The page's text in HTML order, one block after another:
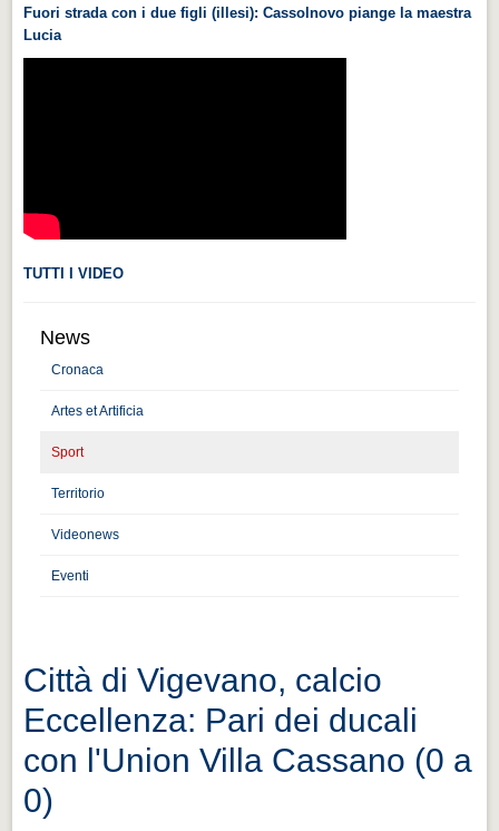
Videonews
Videonews
CHI SIAMO
CITTÀ
Guida turistica rapida
Muoversi a Vigevano
Cultura e turismo 4.0
PROGETTI
Progetti Aperti
Progetti Aperti
Fuori strada con i due figli (illesi): Cassolnovo piange la maestra
Lucia
TUTTI I VIDEO
News
Cronaca
Artes et Artificia
Sport
Territorio
Videonews
Eventi
Città di Vigevano, calcio
Eccellenza: Pari dei ducali
con l'Union Villa Cassano (0 a
0)